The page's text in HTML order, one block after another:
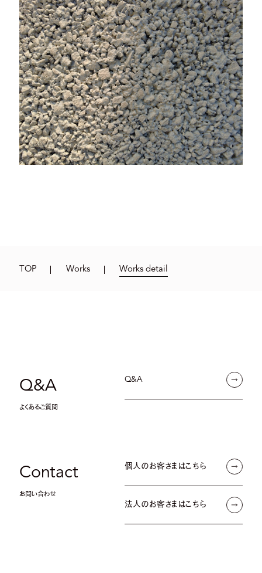
TOP Works Works detail
Q&A
よくあるご質問
Q&A
Contact
お問い合わせ
個人のお客さまはこちら
法人のお客さまはこちら